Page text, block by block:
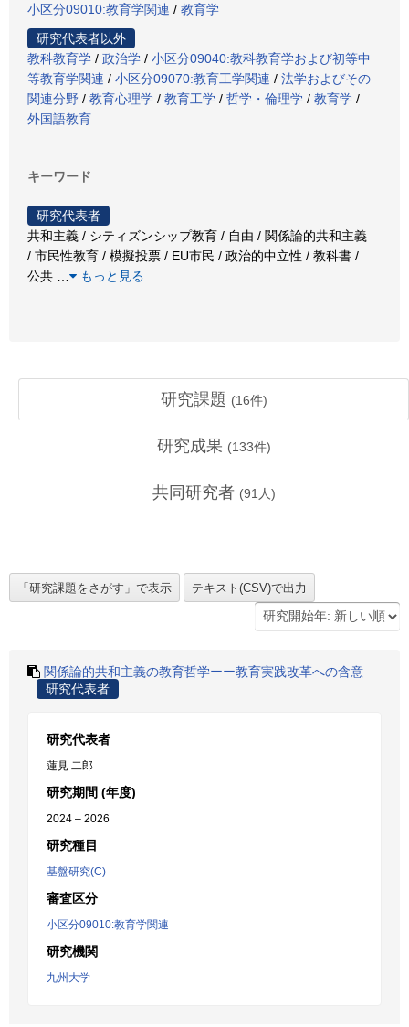
小区分09010:教育学関連 / 教育学
研究代表者以外
教科教育学 / 政治学 / 小区分09040:教科教育学および初等中
等教育学関連 / 小区分09070:教育工学関連 / 法学およびその
関連分野 / 教育心理学 / 教育工学 / 哲学・倫理学 / 教育学 /
外国語教育
キーワード
研究代表者
共和主義 / シティズンシップ教育 / 自由 / 関係論的共和主義
/ 市民性教育 / 模擬投票 / EU市民 / 政治的中立性 / 教科書 /
公共
もっと見る
研究課題 (16件)
研究成果 (133件)
共同研究者 (91 人)
関係論的共和主義の教育哲学ーー教育実践改革への含意
研究代表者
研究代表者
蓮見 二郎
研究期間 (年度)
2024 – 2026
研究種目
基盤研究(C)
審査区分
小区分09010:教育学関連
研究機関
九州大学